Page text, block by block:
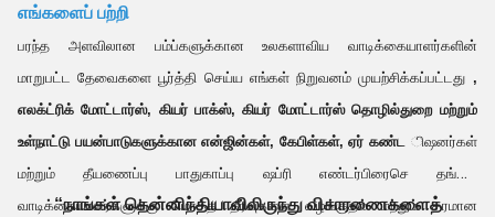
எங்களைப் பற்றி
பரந்த அளவிலான பம்ப்களுக்கான உலகளாவிய வாடிக்கையாளர்களின்
மாறுபட்ட தேவைகளை பூர்த்தி செய்ய எங்கள் நிறுவனம் முயற்சிக்கப்பட்டது ,
எலக்ட்ரிக் மோட்டார்ஸ், கியர் பாக்ஸ், கியர் மோட்டார்ஸ் தொழில்துறை மற்றும்
உள்நாட்டு பயன்பாடுகளுக்கான என்ஜின்கள், கேபிள்கள், ஏர் கண்ட ிஷனர்கள்
மற்றும் தீயணைப்பு பாதுகாப்பு ஷப்ரி எண்டர்பிரைசெ தங்கள்
வாடிக்கையாளர்களுக்கு மொத்த தீர்வுகளை வழங்குதல் மற்றும் தரமான
“நாங்கள் தென்னிந்தியாவிலிருந்து விசாரணைகளைத்